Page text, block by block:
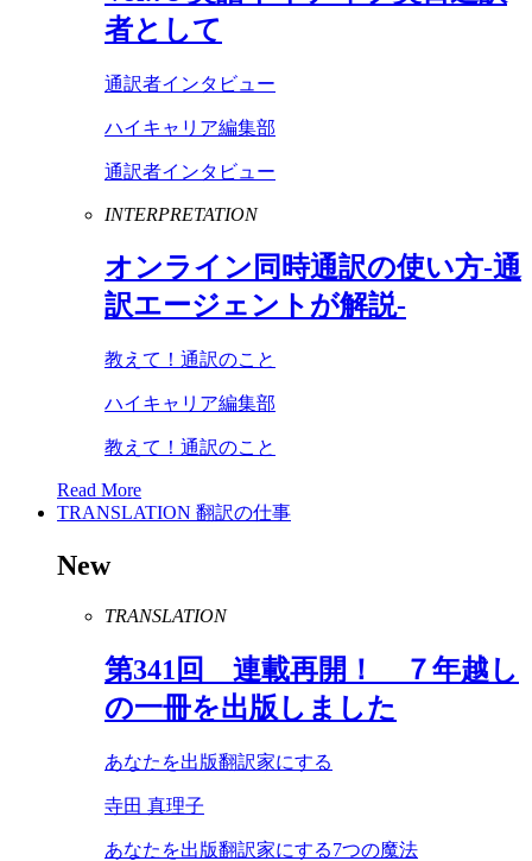
者として
通訳者インタビュー
ハイキャリア編集部
通訳者インタビュー
INTERPRETATION
オンライン同時通訳の使い方-通
訳エージェントが解説-
教えて！通訳のこと
ハイキャリア編集部
教えて！通訳のこと
Read More
TRANSLATION 翻訳の仕事
New
TRANSLATION
第341 回 連載再開！ ７年越し
の一冊を出版しました
あなたを出版翻訳家にする
寺田 真理子
あなたを出版翻訳家にする7つの魔法